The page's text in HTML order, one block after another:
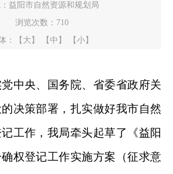
益阳市自然资源和规划局
浏览次数： 710
：
【大】 【中】 【小】
央、国务院、省委省政府关
决策部署，扎实做好我市自然
工作，我局牵头起草了《益阳
权登记工作实施方案（征求意